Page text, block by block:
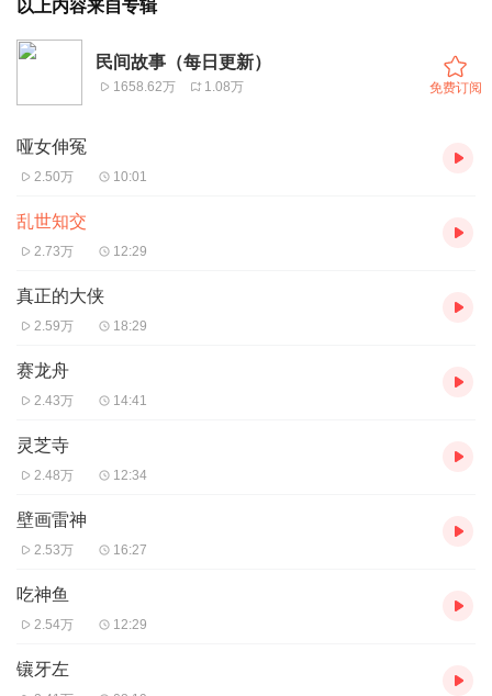
以上内容来自专辑
民间故事（每日更新）
1658.62万 1.08万 免费订阅
哑女伸冤
2.50万 10:01
乱世知交
2.73万 12:29
真正的大侠
2.59万 18:29
赛龙舟
2.43万 14:41
灵芝寺
2.48万 12:34
壁画雷神
2.53万 16:27
吃神鱼
2.54万 12:29
镶牙左